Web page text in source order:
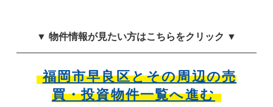
▼ 物件情報が見たい方はこちらをクリック ▼
福岡市早良区とその周辺の売
買・投資物件一覧へ進む